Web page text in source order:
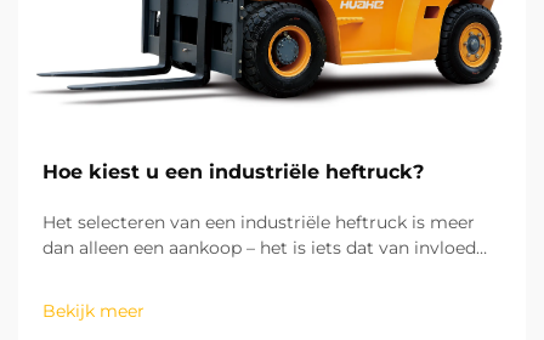
Hoe kiest u een industriële heftruck?
Het selecteren van een industriële heftruck is meer
dan alleen een aankoop – het is iets dat van invloed
kosten van het draaien van uw activiteiten en de
veiligheid op uw werkvloer. Uit mijn ervaring met het
Bekijk meer